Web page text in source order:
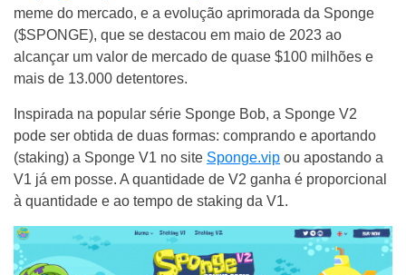
meme do mercado, e a evolução aprimorada da Sponge
($SPONGE), que se destacou em maio de 2023 ao
alcançar um valor de mercado de quase $100 milhões e
mais de 13.000 detentores.
Inspirada na popular série Sponge Bob, a Sponge V2
pode ser obtida de duas formas: comprando e aportando
(staking) a Sponge V1 no site Sponge.vip ou apostando a
V1 já em posse. A quantidade de V2 ganha é proporcional
à quantidade e ao tempo de staking da V1.